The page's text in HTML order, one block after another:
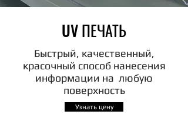
UV ПЕЧАТЬ
Быстрый, качественный,
красочный способ нанесения
информации на любую
поверхность
Узнать цену